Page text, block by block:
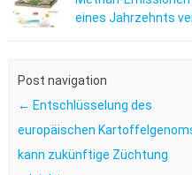
eines Jahrzehnts
Post navigation
← Entschlüsselung des
europäischen
kann zukünftige Züchtung